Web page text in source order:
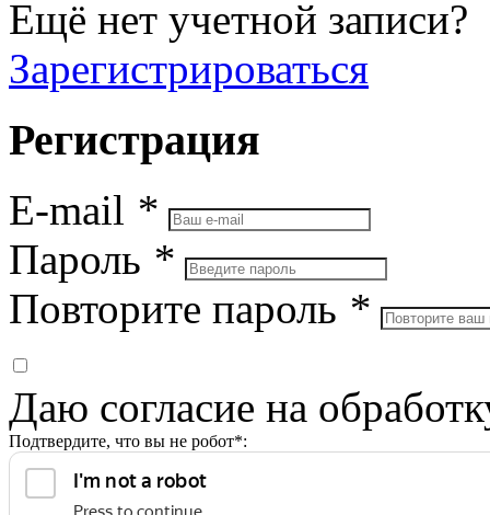
Ещё нет учетной записи?
Зарегистрироваться
Регистрация
E-mail *
Пароль *
Повторите пароль *
Даю согласие на
Подтвердите, что вы не робот*: